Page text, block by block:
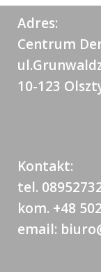
Adres:
Centrum
10-123
Kontakt:
tel.
kom. +48
email: